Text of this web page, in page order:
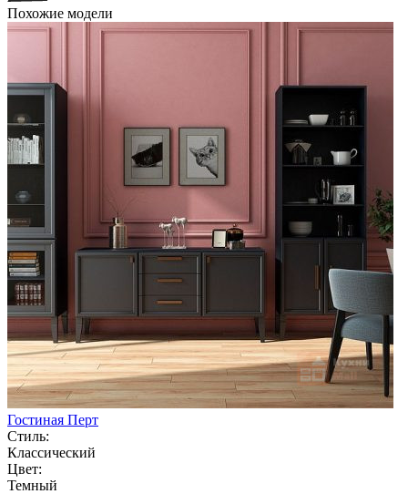
Похожие модели
Гостиная Перт
Стиль:
Классический
Цвет:
Темный